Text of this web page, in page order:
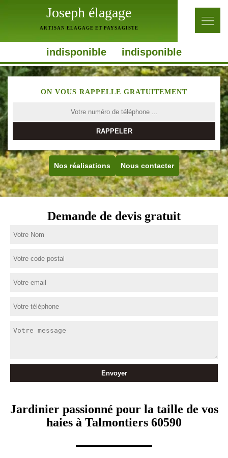
Joseph élagage
ARTISAN ELAGAGE ET PAYSAGISTE
indisponible indisponible
ON VOUS RAPPELLE GRATUITEMENT
Nos réalisations Nous contacter
Demande de devis gratuit
Jardinier passionné pour la taille de vos
haies à Talmontiers 60590